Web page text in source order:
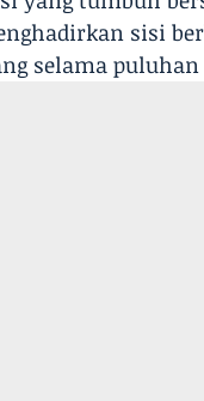
sisi
selama